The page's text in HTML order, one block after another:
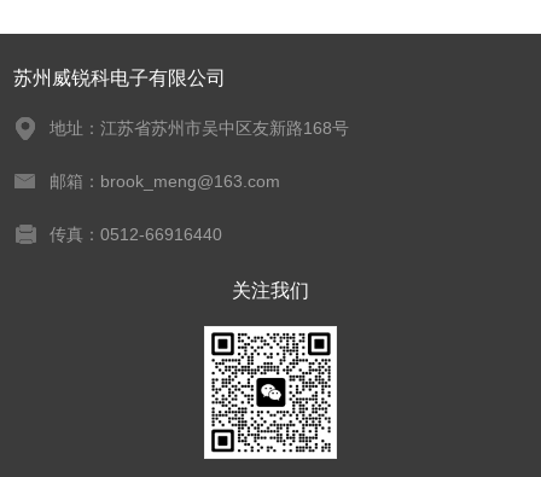
苏州威锐科电子有限公司
地址：江苏省苏州市吴中区友新路168号
邮箱：brook_meng@163.com
传真：0512-66916440
关注我们